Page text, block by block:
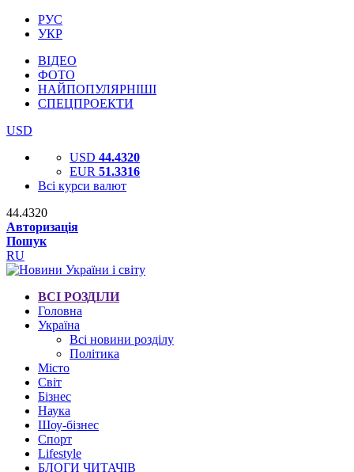
РУС
УКР
ВІДЕО
ФОТО
НАЙПОПУЛЯРНІШІ
СПЕЦПРОЕКТИ
USD
USD 44.4320
EUR 51.3316
Всі курси валют
44.4320
Авторизація
Пошук
RU
ВСІ РОЗДІЛИ
Головна
Україна
Всі новини розділу
Політика
Місто
Світ
Бізнес
Наука
Шоу-бізнес
Спорт
Lifestyle
БЛОГИ ЧИТАЧІВ